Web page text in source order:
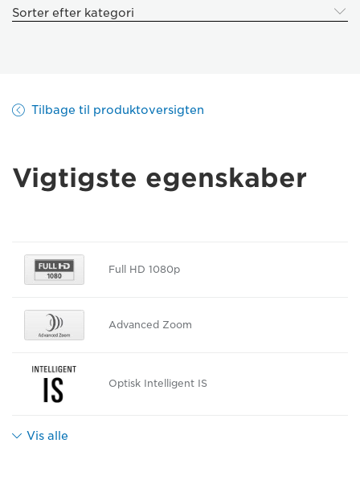
Sorter efter kategori
Tilbage til produktoversigten
Vigtigste egenskaber
Full HD 1080p
Advanced Zoom
Optisk Intelligent IS
Vis alle